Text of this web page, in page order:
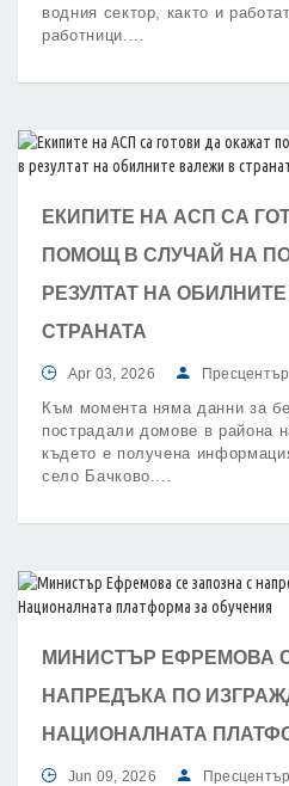
водния сектор, както и
работници.
ЕКИПИТЕ НА АСП СА
ПОМОЩ В СЛУЧАЙ НА
РЕЗУЛТАТ НА
СТРАНАТА
Apr 03, 2026
Към момента няма данни за
пострадали домове в района
където е получена
село Бачково.
МИНИСТЪР ЕФРЕМОВА
НАПРЕДЪКА ПО
НАЦИОНАЛНАТА
Jun 09, 2026